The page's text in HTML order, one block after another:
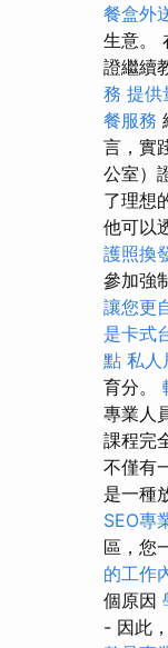
餐盒外
生意。
證繼續
務 提供
餐服務
言，實
公室）
了理想
他可以
護照換
參加強
讓您更
是卡式
點 私人
育分。
專業人
課程完
不僅有
是一種
SEO專
區，您
的工作
個原因
- 因此